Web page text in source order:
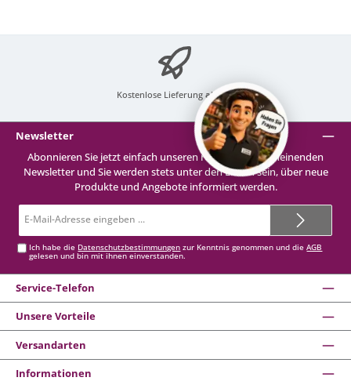
Kostenlose Lieferung ab 99 €
Newsletter
Abonnieren Sie jetzt einfach unseren regelmäßig erscheinenden
Newsletter und Sie werden stets unter den Ersten sein, über neue
Produkte und Angebote informiert werden.
Mail-
Ich habe die Datenschutzbestimmungen zur Kenntnis genommen und dieAGB
gelesen und bin mit ihnen einverstanden.
Service-Telefon
Unsere Vorteile
Versandarten
Informationen